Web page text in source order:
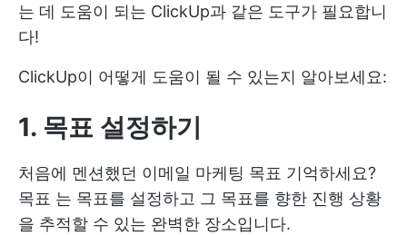
는 데 도움이 되는 ClickUp과 같은 도구가 필요합니
다!
ClickUp이 어떻게 도움이 될 수 있는지 알아보세요:
1. 목표 설정하기
처음에 멘션했던 이메일 마케팅 목표 기억하세요?
목표 는 목표를 설정하고 그 목표를 향한 진행 상황
을 추적할 수 있는 완벽한 장소입니다.